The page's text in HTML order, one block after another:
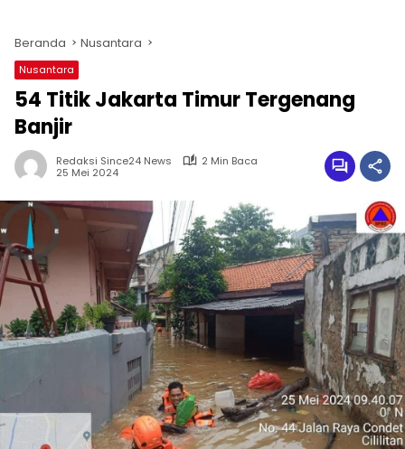
Beranda Nusantara
Nusantara
54 Titik Jakarta Timur Tergenang
Banjir
Redaksi Since24 News
2 Min Baca
25 Mei 2024